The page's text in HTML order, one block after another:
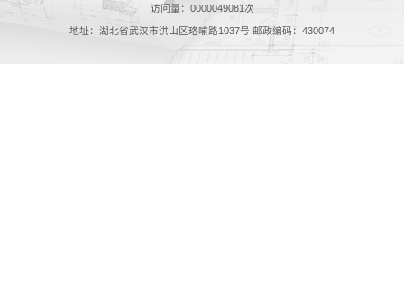
访问量： 0000049081 次
地址：湖北省武汉市洪山区珞喻路1037号 邮政编码：430074